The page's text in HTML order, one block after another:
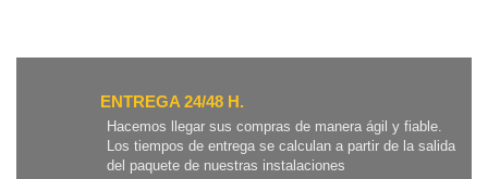
ENTREGA 24/48 H.
Hacemos llegar sus compras de manera ágil y fiable.
Los tiempos de entrega se calculan a partir de la salida
del paquete de nuestras instalaciones